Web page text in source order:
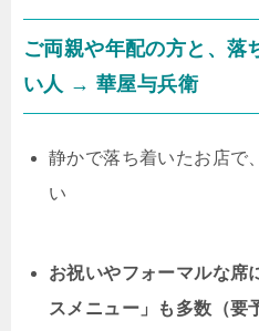
ご両親や年配の方と、落
い人 → 華屋与兵衛
静かで落ち着いたお店で
い
お祝いやフォーマルな席
スメニュー」も多数（要